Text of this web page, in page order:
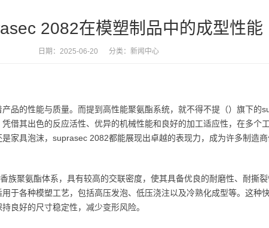
2082在模塑制品中的成型性能
日期：2025-06-20 分类： 新闻中心
品的性能与质量。而提到高性能聚氨酯系统，就不得不提（）旗下的
借其出色的反应活性、优异的机械性能和良好的加工适应性，在多个
家具泡沫，suprasec 2082都能展现出卓越的表现力，成为许多制造
族聚氨酯体系，具有较高的交联密度，使其具备优良的耐磨性、耐撕
于各种模塑工艺，包括高压发泡、低压浇注以及冷熟化成型等。这种
良好的尺寸稳定性，减少变形风险。